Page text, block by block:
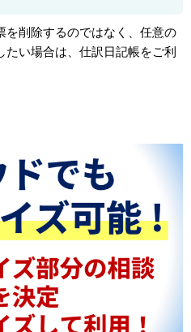
削除するのではなく、任意の
い場合は、仕訳日記帳をご利